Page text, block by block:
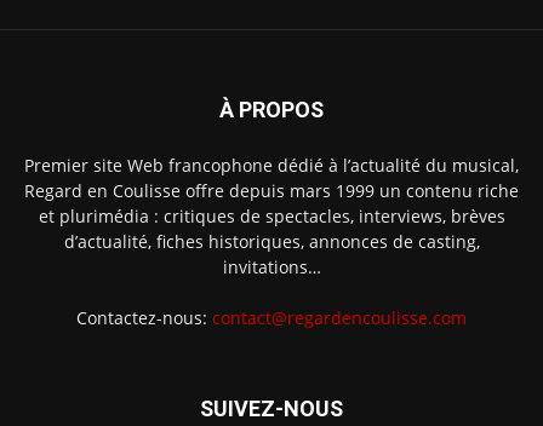
À PROPOS
Premier site Web francophone dédié à l’actualité du musical,
Regard en Coulisse offre depuis mars 1999 un contenu riche
et plurimédia : critiques de spectacles, interviews, brèves
d’actualité, fiches historiques, annonces de casting,
invitations…
Contactez-nous: contact@regardencoulisse.com
SUIVEZ-NOUS